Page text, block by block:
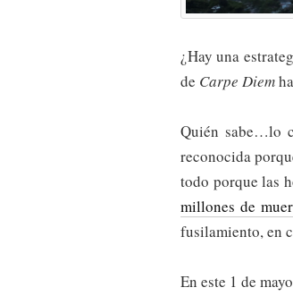
¿Hay una
de Carpe Diem
Quién sabe…lo
reconocida
todo porque las
millones de
fusilamiento, en
En este 1 de